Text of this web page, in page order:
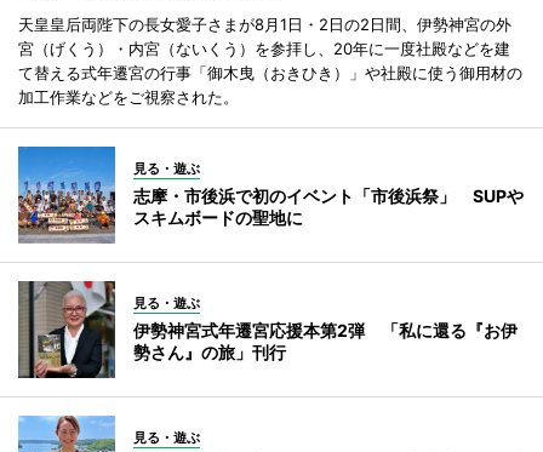
天皇皇后両陛下の長女愛子さまが8月1日・2日の2日間、伊勢神宮の外
宮（げくう）・内宮（ないくう）を参拝し、20年に一度社殿などを建
て替える式年遷宮の行事「御木曳（おきひき）」や社殿に使う御用材の
加工作業などをご視察された。
見る・遊ぶ
志摩・市後浜で初のイベント「市後浜祭」 SUPや
スキムボードの聖地に
見る・遊ぶ
伊勢神宮式年遷宮応援本第2弾 「私に還る『お伊
勢さん』の旅」刊行
見る・遊ぶ